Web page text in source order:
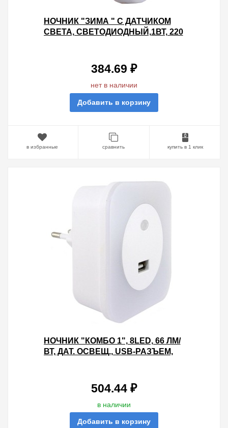
НОЧНИК "ЗИМА " С ДАТЧИКОМ
СВЕТА, СВЕТОДИОДНЫЙ,1ВТ, 220
384.69 ₽
нет в наличии
Добавить в корзину
в избранные сравнить купить в 1 клик
НОЧНИК "КОМБО 1", 8LED, 66 ЛМ/
ВТ, ДАТ. ОСВЕЩ., USB-РАЗЪЕМ,
504.44 ₽
в наличии
Добавить в корзину